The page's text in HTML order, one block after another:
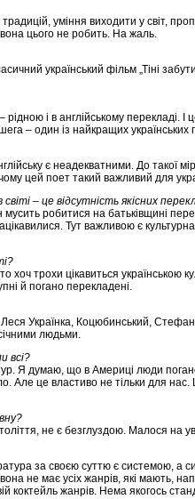
уміння виходити у світ,
вона цього не робить. На жаль.
український фільм „Тіні
і в англійському перекладі. І
– один із найкращих українських
є неадекватними. До такої
цей поет такий важливий для
– це відсутність якісних
робитися на батьківщині
Тут важливою є
трохи цікавиться українською
й погано перекладені.
Українка, Коцюбинський,
людьми.
всі?
Я думаю, що в Америці люди
Але це властиво не тільки для нас.
не є безглуздою. Малося на
за своєю суттю є системою, а
не має усіх жанрів, які мають,
коктейль жанрів. Нема якогось